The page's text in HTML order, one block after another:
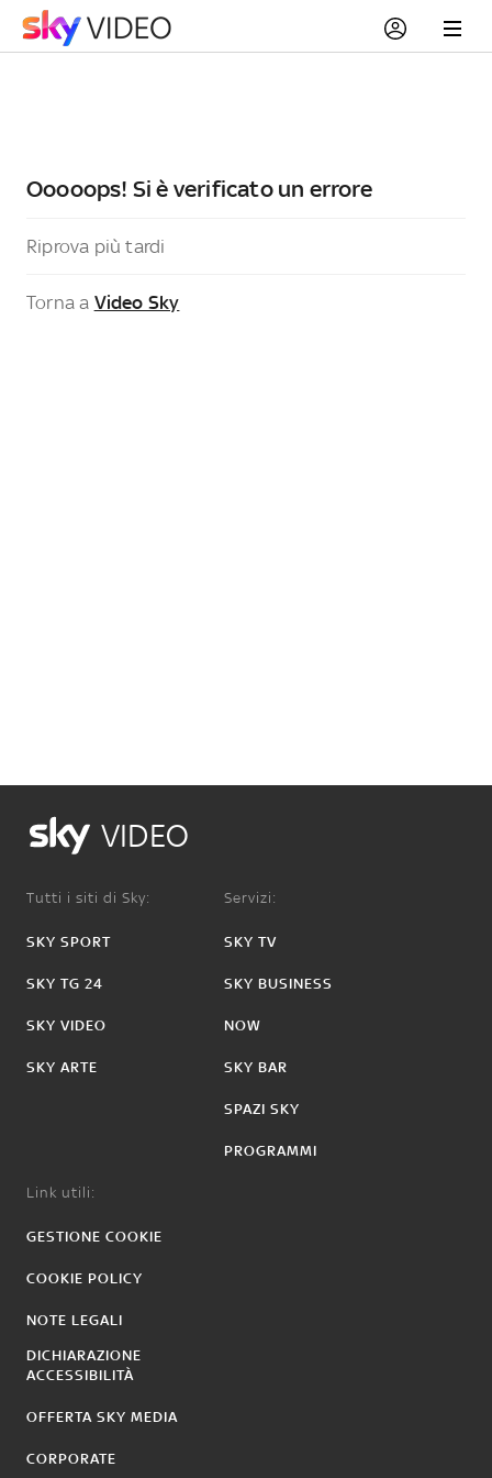
Ooooops! Si è verificato un errore
Riprova più tardi
Torna a Video Sky
VIDEO
Tutti i siti di Sky:
SKY SPORT
SKY TG 24
SKY VIDEO
SKY ARTE
Servizi:
SKY TV
SKY BUSINESS
NOW
SKY BAR
SPAZI SKY
PROGRAMMI
Link utili:
GESTIONE COOKIE
COOKIE POLICY
NOTE LEGALI
DICHIARAZIONE
ACCESSIBILITÀ
OFFERTA SKY MEDIA
CORPORATE